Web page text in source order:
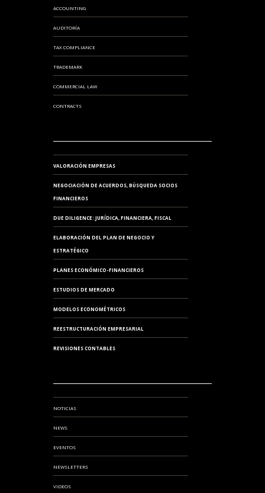
ACCOUNTING
AUDITORÍA
TAX COMPLIANCE
TRADEMARK
COMMERCIAL LAW
CONTRACTS
VALORACIÓN EMPRESAS
NEGOCIACIÓN DE ACUERDOS, BÚSQUEDA SOCIOS
FINANCIEROS
DUE DILIGENCE: JURÍDICA, FINANCIERA, FISCAL
ELABORACIÓN DEL PLAN DE NEGOCIO Y
ESTRATÉGICO
PLANES ECONÓMICO-FINANCIEROS
ESTUDIOS DE MERCADO
MODELOS ECONOMÉTRICOS
REESTRUCTURACIÓN EMPRESARIAL
REVISIONES CONTABLES
NOTICIAS
NEWS
EVENTOS
NEWSLETTERS
VIDEOS